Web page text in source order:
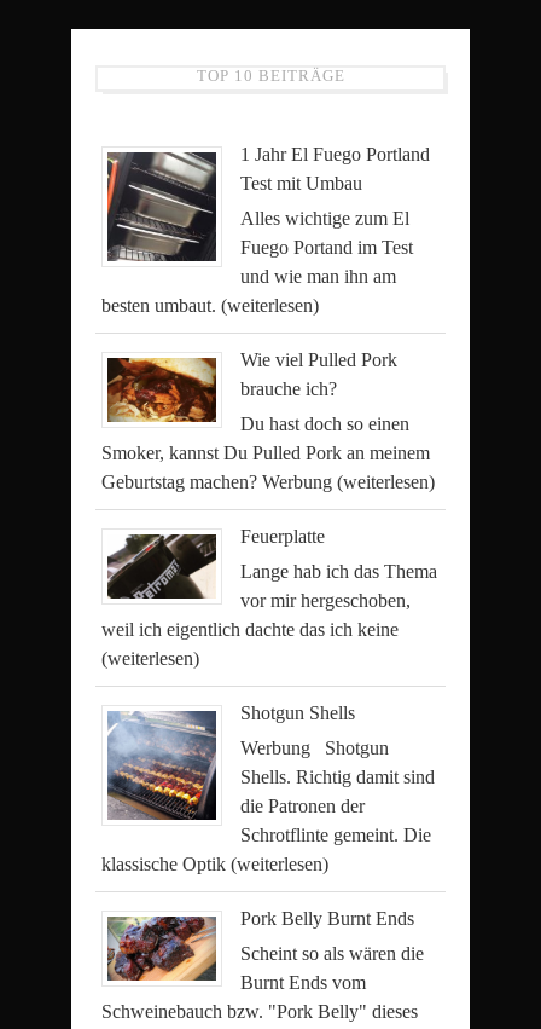
TOP 10 BEITRÄGE
1 Jahr El Fuego Portland
Test mit Umbau
Alles wichtige zum El
Fuego Portand im Test
und wie man ihn am
besten umbaut. (weiterlesen)
Wie viel Pulled Pork
brauche ich?
Du hast doch so einen
Smoker, kannst Du Pulled Pork an meinem
Geburtstag machen? Werbung (weiterlesen)
Feuerplatte
Lange hab ich das Thema
vor mir hergeschoben,
weil ich eigentlich dachte das ich keine
(weiterlesen)
Shotgun Shells
Werbung Shotgun
Shells. Richtig damit sind
die Patronen der
Schrotflinte gemeint. Die
klassische Optik (weiterlesen)
Pork Belly Burnt Ends
Scheint so als wären die
Burnt Ends vom
Schweinebauch bzw. "Pork Belly" dieses